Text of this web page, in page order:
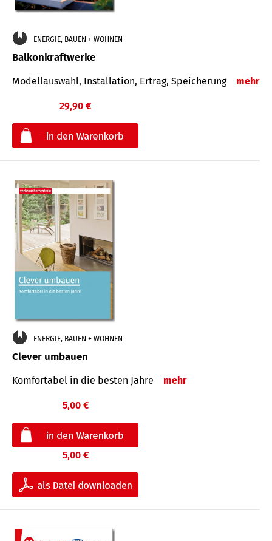
ENERGIE, BAUEN + WOHNEN
Balkonkraftwerke
Modellauswahl, Installation, Ertrag, Speicherung mehr
29,90 €
ENERGIE, BAUEN + WOHNEN
Clever umbauen
Komfortabel in die besten Jahre mehr
5,00 €
5,00 €